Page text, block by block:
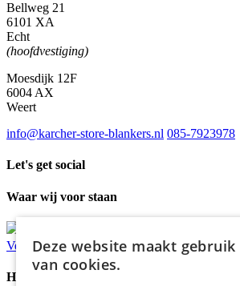
Bellweg 21
6101 XA
Echt
(hoofdvestiging)
Moesdijk 12F
6004 AX
Weert
info@karcher-store-blankers.nl 085-7923978
Let's get social
Waar wij voor staan
Ophalen in Echt of
Verzondenbinnen 48 uur* Persoonlijk
Handige Links
Deze website maakt gebruik
van cookies.